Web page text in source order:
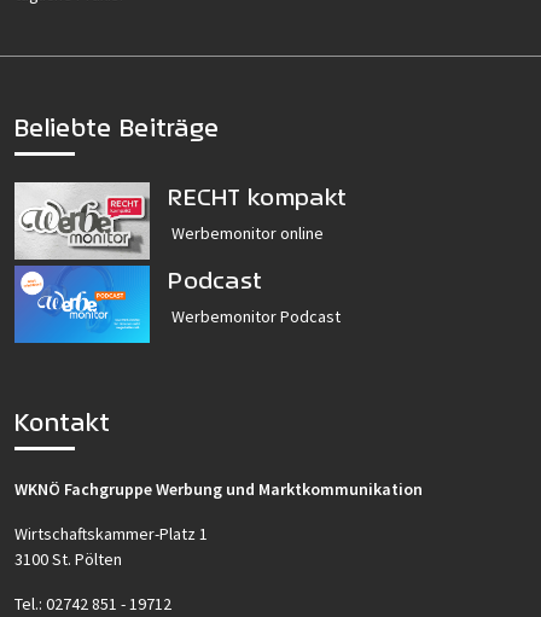
Beliebte Beiträge
RECHT kompakt
Werbemonitor online
Podcast
Werbemonitor Podcast
Kontakt
WKNÖ Fachgruppe Werbung und Marktkommunikation
Wirtschaftskammer-Platz 1
3100 St. Pölten
Tel.: 02742 851 - 19712